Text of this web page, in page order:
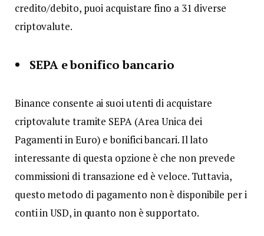
credito/debito, puoi acquistare fino a 31 diverse
criptovalute.
SEPA e bonifico bancario
Binance consente ai suoi utenti di acquistare
criptovalute tramite SEPA (Area Unica dei
Pagamenti in Euro) e bonifici bancari. Il lato
interessante di questa opzione è che non prevede
commissioni di transazione ed è veloce. Tuttavia,
questo metodo di pagamento non è disponibile per i
conti in USD, in quanto non è supportato.